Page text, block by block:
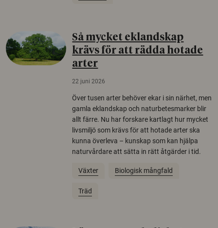
Så mycket eklandskap
krävs för att rädda hotade
arter
22 juni 2026
Över tusen arter behöver ekar i sin närhet, men
gamla eklandskap och naturbetesmarker blir
allt färre. Nu har forskare kartlagt hur mycket
livsmiljö som krävs för att hotade arter ska
kunna överleva – kunskap som kan hjälpa
naturvårdare att sätta in rätt åtgärder i tid.
Växter Biologisk mångfald
Träd